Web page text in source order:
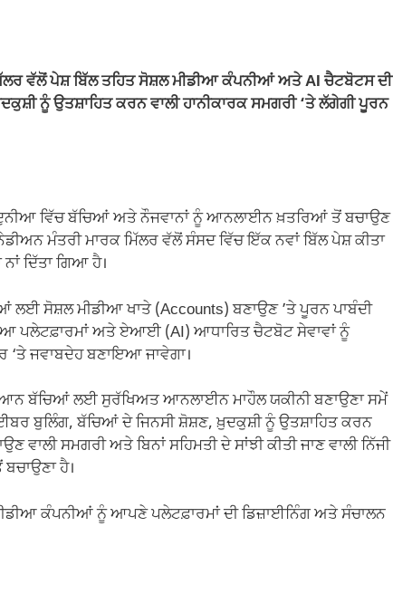
ਵੱਲੋਂ ਪੇਸ਼ ਬਿੱਲ ਤਹਿਤ ਸੋਸ਼ਲ ਮੀਡੀਆ ਕੰਪਨੀਆਂ ਅਤੇ AI ਚੈਟਬੋਟਸ ਦੀ
ਨੂੰ ਉਤਸ਼ਾਹਿਤ ਕਰਨ ਵਾਲੀ ਹਾਨੀਕਾਰਕ ਸਮਗਰੀ ‘ਤੇ ਲੱਗੇਗੀ ਪੂਰਨ
ਦੁਨੀਆ ਵਿੱਚ ਬੱਚਿਆਂ ਅਤੇ ਨੌਜਵਾਨਾਂ ਨੂੰ ਆਨਲਾਈਨ ਖ਼ਤਰਿਆਂ ਤੋਂ ਬਚਾਉਣ
ਮੰਤਰੀ ਮਾਰਕ ਮਿੱਲਰ ਵੱਲੋਂ ਸੰਸਦ ਵਿੱਚ ਇੱਕ ਨਵਾਂ ਬਿੱਲ ਪੇਸ਼ ਕੀਤਾ
ਦਿੱਤਾ ਗਿਆ ਹੈ।
ਸੋਸ਼ਲ ਮੀਡੀਆ ਖਾਤੇ (Accounts) ਬਣਾਉਣ ’ਤੇ ਪੂਰਨ ਪਾਬੰਦੀ
ਪਲੇਟਫ਼ਾਰਮਾਂ ਅਤੇ ਏਆਈ (AI) ਆਧਾਰਿਤ ਚੈਟਬੋਟ ਸੇਵਾਵਾਂ ਨੂੰ
‘ਤੇ ਜਵਾਬਦੇਹ ਬਣਾਇਆ ਜਾਵੇਗਾ।
ਬੱਚਿਆਂ ਲਈ ਸੁਰੱਖਿਅਤ ਆਨਲਾਈਨ ਮਾਹੌਲ ਯਕੀਨੀ ਬਣਾਉਣਾ ਸਮੇਂ
ਬੁਲਿੰਗ, ਬੱਚਿਆਂ ਦੇ ਜਿਨਸੀ ਸ਼ੋਸ਼ਣ, ਖ਼ੁਦਕੁਸ਼ੀ ਨੂੰ ਉਤਸ਼ਾਹਿਤ ਕਰਨ
ਸਮਗਰੀ ਅਤੇ ਬਿਨਾਂ ਸਹਿਮਤੀ ਦੇ ਸਾਂਝੀ ਕੀਤੀ ਜਾਣ ਵਾਲੀ ਨਿੱਜੀ
ਹੈ।
ਕੰਪਨੀਆਂ ਨੂੰ ਆਪਣੇ ਪਲੇਟਫ਼ਾਰਮਾਂ ਦੀ ਡਿਜ਼ਾਈਨਿੰਗ ਅਤੇ ਸੰਚਾਲਨ